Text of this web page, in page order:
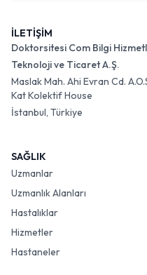
İLETİŞİM
Doktorsitesi Com Bilgi
Teknoloji ve Ticaret A.Ş.
Maslak Mah. Ahi Evran Cd.
Kat Kolektif House
İstanbul, Türkiye
SAĞLIK
Uzmanlar
Uzmanlık Alanları
Hastalıklar
Hizmetler
Hastaneler